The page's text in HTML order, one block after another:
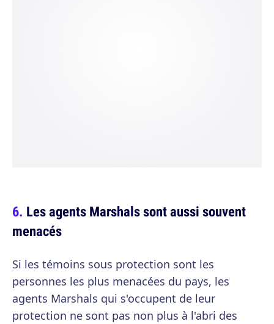
Les agents Marshals sont aussi souvent
menacés
Si les témoins sous protection sont les
personnes les plus menacées du pays, les
agents Marshals qui s'occupent de leur
protection ne sont pas non plus à l'abri des